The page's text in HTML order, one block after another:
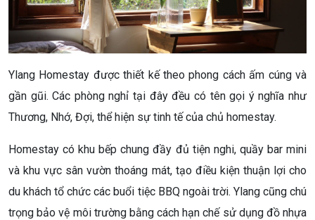
Ylang Homestay được thiết kế theo phong cách ấm cúng và
gần gũi. Các phòng nghỉ tại đây đều có tên gọi ý nghĩa như
Thương, Nhớ, Đợi, thể hiện sự tinh tế của chủ homestay.
Homestay có khu bếp chung đầy đủ tiện nghi, quầy bar mini
và khu vực sân vườn thoáng mát, tạo điều kiện thuận lợi cho
du khách tổ chức các buổi tiệc BBQ ngoài trời. Ylang cũng chú
trọng bảo vệ môi trường bằng cách hạn chế sử dụng đồ nhựa